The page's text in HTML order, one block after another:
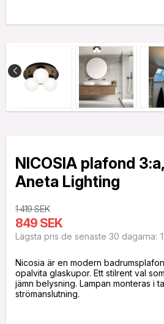
NICOSIA plafond
Aneta Lighting
1 419 SEK
849 SEK
Lägsta pris de senaste 30 dagarna
Nicosia är en modern
opalvita glaskupor. Ett stilrent val
jämn belysning. Lampan monteras i
strömanslutning.